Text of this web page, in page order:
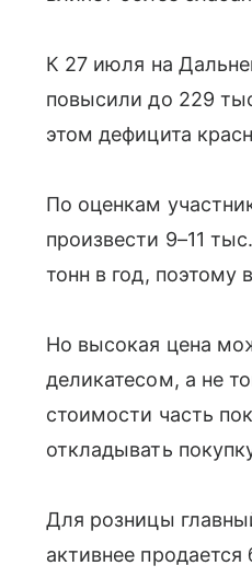
К 27 июля на
повысили до 229
этом дефицита
По оценкам
произвести 9–11
тонн в год, поэтому
Но высокая цена
деликатесом, а не
стоимости часть
откладывать
Для розницы
активнее